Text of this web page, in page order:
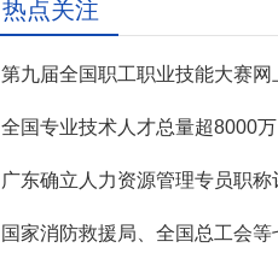
热点关注
全国专业技术人才总量超8000万